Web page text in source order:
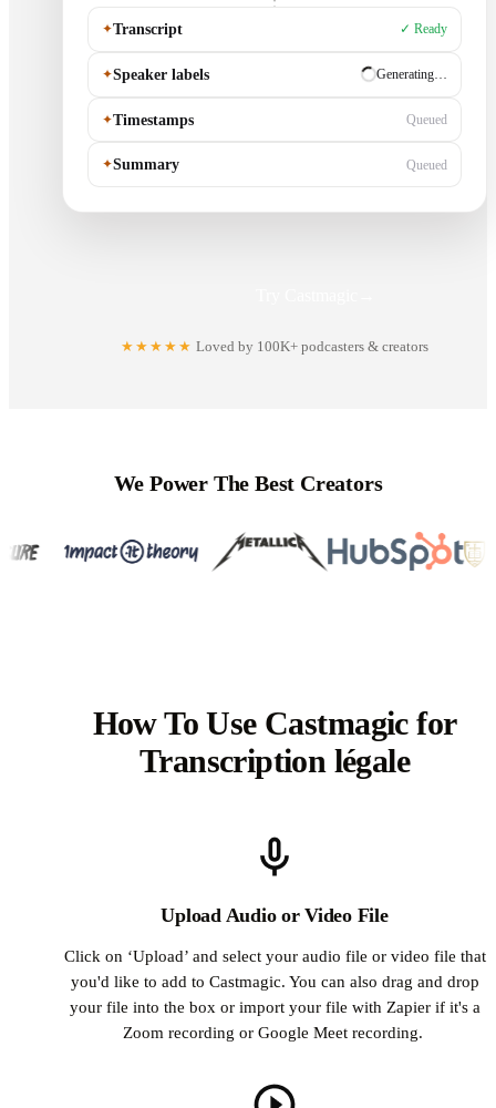
✦Transcript ✓ Ready
✦Speaker labels ✓ Ready
✦Timestamps Generating…
✦Summary Queued
★★★★★ Loved by 100K+ podcasters & creators
We Power The Best Creators
How To Use Castmagic for
Transcription légale
Upload Audio or Video File
Click on ‘Upload’ and select your audio file or video file that
you'd like to add to Castmagic. You can also drag and drop
your file into the box or import your file with Zapier if it's a
Zoom recording or Google Meet recording.